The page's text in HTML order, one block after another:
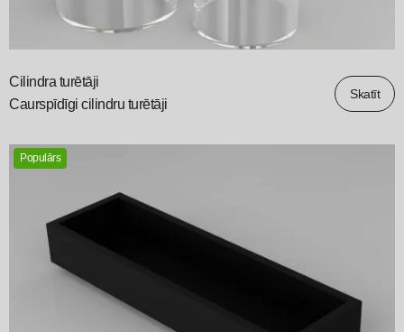
Cilindra turētāji
Caurspīdīgi cilindru turētāji
Skatīt
Populārs